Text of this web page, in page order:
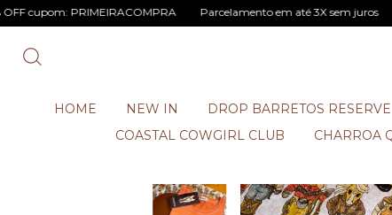
PRIMEIRACOMPRA Parcelamento em até 3X sem juros 5% OFF
HOME NEW IN DROP BARRETOS RESERVE
COASTAL COWGIRL CLUB
CHARROA